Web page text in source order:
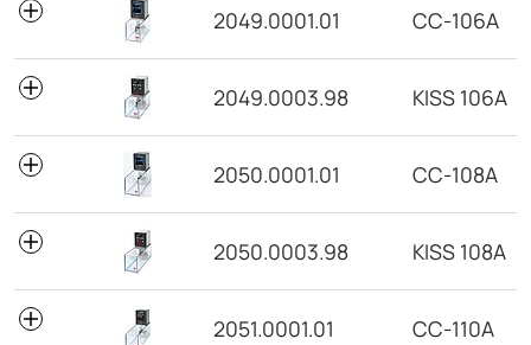
2049.0001.01 CC-106A
2049.0003.98 KISS 106A
2050.0001.01 CC-108A
2050.0003.98 KISS 108A
2051.0001.01 CC-110A